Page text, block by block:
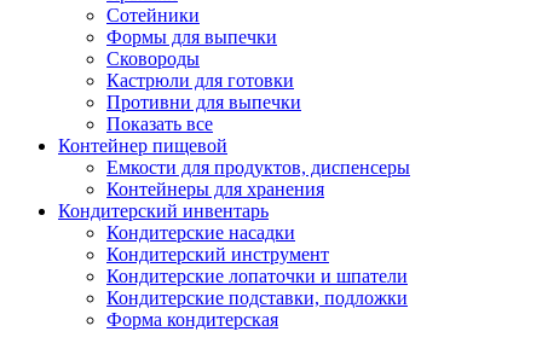
Сотейники
Формы для выпечки
Сковороды
Кастрюли для готовки
Противни для выпечки
Показать все
Контейнер пищевой
Емкости для продуктов, диспенсеры
Контейнеры для хранения
Кондитерский инвентарь
Кондитерские насадки
Кондитерский инструмент
Кондитерские лопаточки и шпатели
Кондитерские подставки, подложки
Форма кондитерская